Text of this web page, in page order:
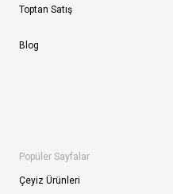
Toptan Satış
Blog
Popüler Sayfalar
Çeyiz Ürünleri